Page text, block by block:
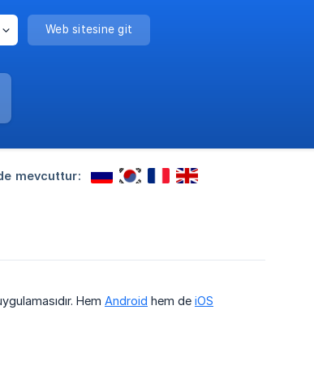
Web sitesine git
mevcuttur:
Hem Android hem de iOS